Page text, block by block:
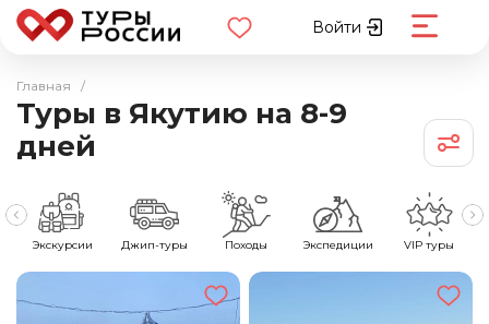
Войти
Главная /
Туры в Якутию на 8-9
дней
Экскурсии Джип-туры Походы Экспедиции VIP туры